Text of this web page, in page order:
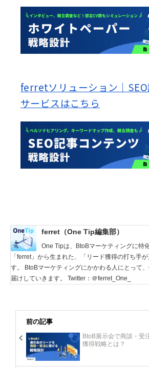
ferretソリューション｜
サービスはこちら
ferret（One Tip編集部）
One Tipは、BtoBマーケティングに特
「ferret」から生まれた、「リード獲得の打ち手
す。 BtoBマーケティングにかかわる人にとって
届けしていきます。 Twitter：＠ferret_One_
前の記事
BtoB展示会で商談・受
獲得戦略とは？